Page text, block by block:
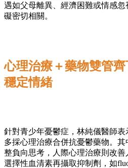
遇如父母離異、經濟困難或情感
礙密切相關。
心理治療＋藥物雙管
穩定情緒
針對青少年憂鬱症，林純儀醫師
多採心理治療合併抗憂鬱藥物。
整負向思考，人際心理治療則改
選擇性血清素再攝取抑制劑，如